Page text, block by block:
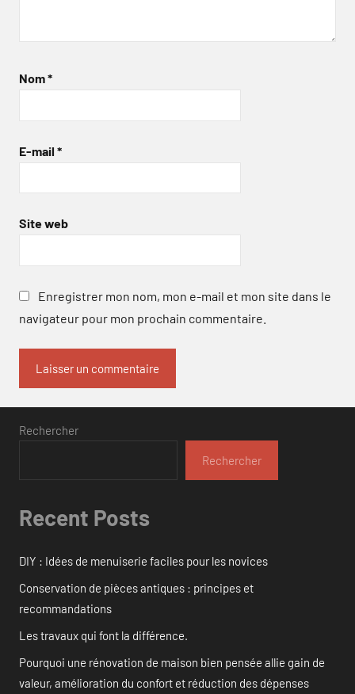
Nom*
E-mail *
Site web
Enregistrer mon nom, mon e-mail et mon site dans le
navigateur pour mon prochain commentaire.
Rechercher
Rechercher
Recent Posts
DIY : Idées de menuiserie faciles pour les novices
Conservation de pièces antiques : principes et
recommandations
Les travaux qui font la différence.
Pourquoi une rénovation de maison bien pensée allie gain de
valeur, amélioration du confort et réduction des dépenses